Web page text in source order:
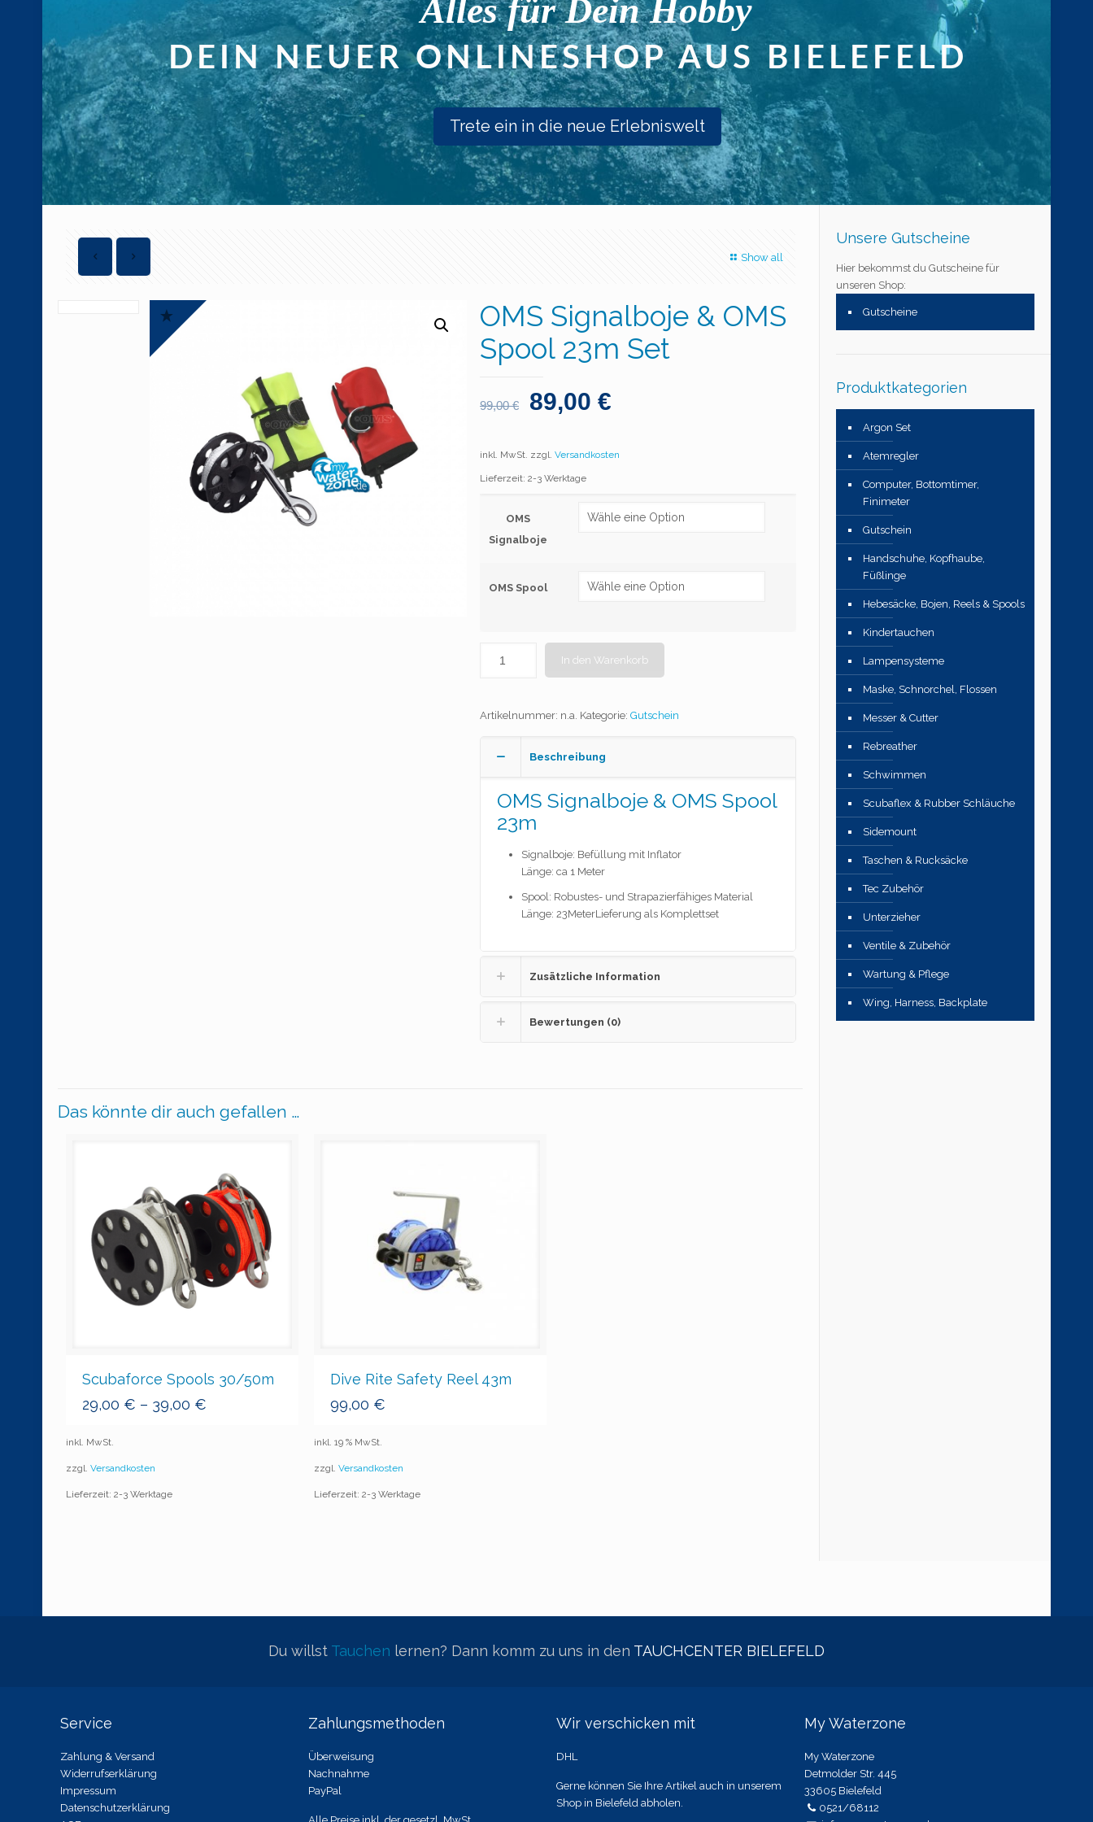
Trete ein in die neue Erlebniswelt
Show all
OMS Signalboje & OMS
Spool 23m Set
99,00€ 89,00€
inkl. MwSt. zzgl.Versandkosten
Lieferzeit: 2-3 Werktage
OMS
Signalboje
OMS Spool
In den Warenkorb
Artikelnummer: n.a. Kategorie:Gutschein
Beschreibung
OMS Signalboje & OMS Spool
23m
Signalboje: Befüllung mit Inflator
Länge: ca 1 Meter
Spool: Robustes- und Strapazierfähiges Material
Länge: 23MeterLieferung als Komplettset
Zusätzliche Information
Bewertungen (0)
Das könnte dir auch gefallen …
Scubaforce Spools 30/50m
29,00 € – 39,00 €
inkl. MwSt.
zzgl. Versandkosten
Lieferzeit: 2-3 Werktage
Dive Rite Safety Reel 43m
99,00 €
inkl. 19 % MwSt.
zzgl. Versandkosten
Lieferzeit: 2-3 Werktage
Unsere Gutscheine
Hier bekommst du Gutscheine für
unseren Shop:
Gutscheine
Produktkategorien
Argon Set
Atemregler
Computer, Bottomtimer,
Finimeter
Gutschein
Handschuhe, Kopfhaube,
Füßlinge
Hebesäcke, Bojen, Reels & Spools
Kindertauchen
Lampensysteme
Maske, Schnorchel, Flossen
Messer & Cutter
Rebreather
Schwimmen
Scubaflex & Rubber Schläuche
Sidemount
Taschen & Rucksäcke
Tec Zubehör
Unterzieher
Ventile & Zubehör
Wartung & Pflege
Wing, Harness, Backplate
Du willst Tauchen lernen? Dann komm zu uns in den TAUCHCENTER BIELEFELD
Service
Zahlung & Versand
Widerrufserklärung
Impressum
Datenschutzerklärung
Zahlungsmethoden
Überweisung
Nachnahme
PayPal
Wir verschicken mit
DHL
Gerne können Sie Ihre Artikel auch in unserem
Shop in Bielefeld abholen.
My Waterzone
My Waterzone
Detmolder Str. 445
33605 Bielefeld
0521/68112